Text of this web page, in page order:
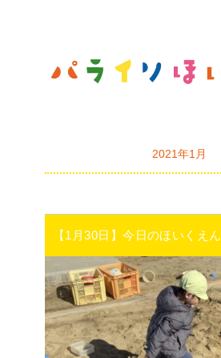
2021年1月
【1月30日】今日のほいくえん